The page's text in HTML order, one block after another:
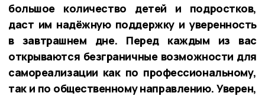
большое количество детей и подростков,
даст им надёжную поддержку и уверенность
в завтрашнем дне. Перед каждым из вас
открываются безграничные возможности для
самореализации как по профессиональному,
так и по общественному направлению. Уверен,